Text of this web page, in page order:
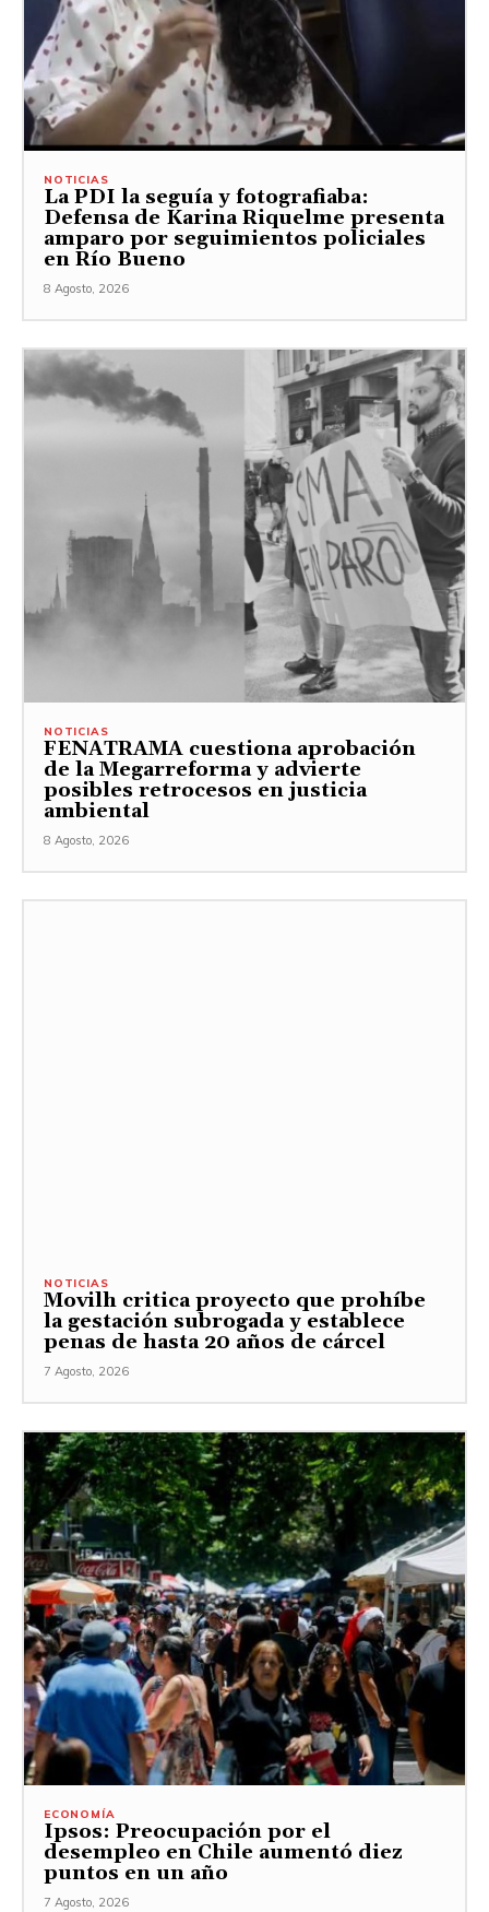
NOTICIAS
La PDI la seguía y fotografiaba:
Defensa de Karina Riquelme presenta
amparo por seguimientos policiales
en Río Bueno
8 Agosto, 2026
NOTICIAS
FENATRAMA cuestiona aprobación
de la Megarreforma y advierte
posibles retrocesos en justicia
ambiental
8 Agosto, 2026
NOTICIAS
Movilh critica proyecto que prohíbe
la gestación subrogada y establece
penas de hasta 20 años de cárcel
7 Agosto, 2026
ECONOMÍA
Ipsos: Preocupación por el
desempleo en Chile aumentó diez
puntos en un año
7 Agosto, 2026